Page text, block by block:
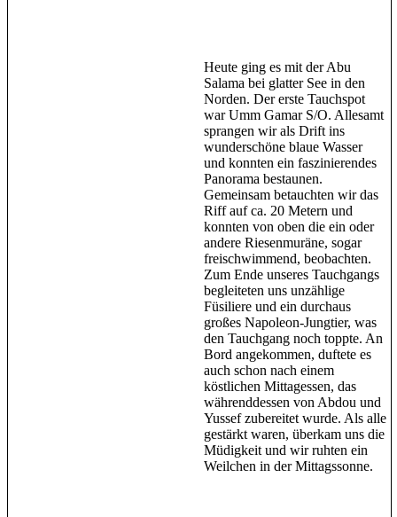
Heute ging es mit der Abu
Salama bei glatter See in den
Norden. Der erste Tauchspot
war Umm Gamar S/O. Allesamt
sprangen wir als Drift ins
wunderschöne blaue Wasser
und konnten ein faszinierendes
Panorama bestaunen.
Gemeinsam betauchten wir das
Riff auf ca. 20 Metern und
konnten von oben die ein oder
andere Riesenmuräne, sogar
freischwimmend, beobachten.
Zum Ende unseres Tauchgangs
begleiteten uns unzählige
Füsiliere und ein durchaus
großes Napoleon-Jungtier, was
den Tauchgang noch toppte. An
Bord angekommen, duftete es
auch schon nach einem
köstlichen Mittagessen, das
währenddessen von Abdou und
Yussef zubereitet wurde. Als alle
gestärkt waren, überkam uns die
Müdigkeit und wir ruhten ein
Weilchen in der Mittagssonne.